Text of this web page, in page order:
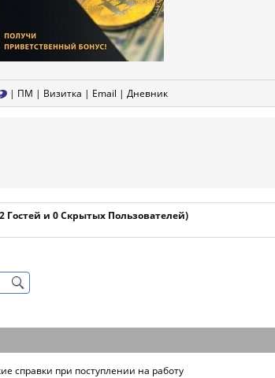
| ПМ | Визитка | Email | Дневник
Гостей и 0 Скрытых Пользователей)
справки при поступлении на работу